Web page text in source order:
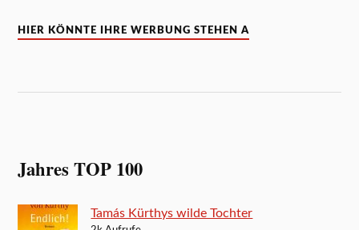
HIER KÖNNTE IHRE WERBUNG STEHEN A
Jahres TOP 100
Tamás Kürthys wilde Tochter